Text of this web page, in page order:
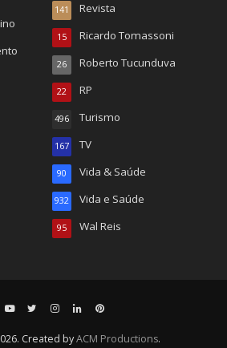
Revista
141
Ricardo Tomassoni
15
Roberto Tucunduva
26
RP
22
Turismo
496
TV
167
Vida & Saúde
90
Vida e Saúde
932
Wal Reis
95
Created byACM Productions.